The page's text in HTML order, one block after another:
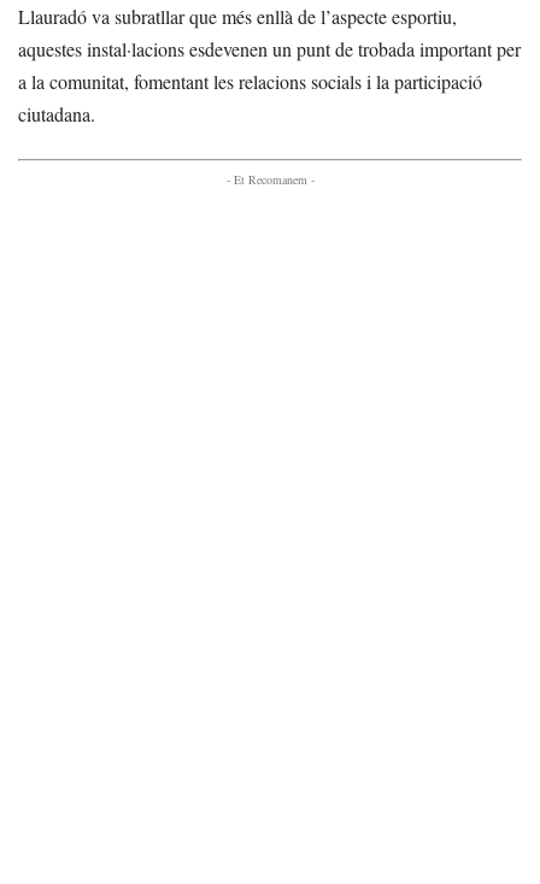
Llauradó va subratllar que més enllà de l’aspecte esportiu,
aquestes instal·lacions esdevenen un punt de trobada important per
a la comunitat, fomentant les relacions socials i la participació
ciutadana.
- Et Recomanem -